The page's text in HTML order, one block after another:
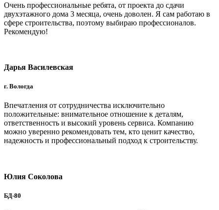
Очень профессиональные ребята, от проекта до сдачи
двухэтажного дома 3 месяца, очень доволен. Я сам работаю в
сфере строительства, поэтому выбираю профессионалов.
Рекомендую!
Дарья Василевская
г. Вологда
Впечатления от сотрудничества исключительно
положительные: внимательное отношение к деталям,
ответственность и высокий уровень сервиса. Компанию
можно уверенно рекомендовать тем, кто ценит качество,
надежность и профессиональный подход к строительству.
Юлия Соколова
БД-80